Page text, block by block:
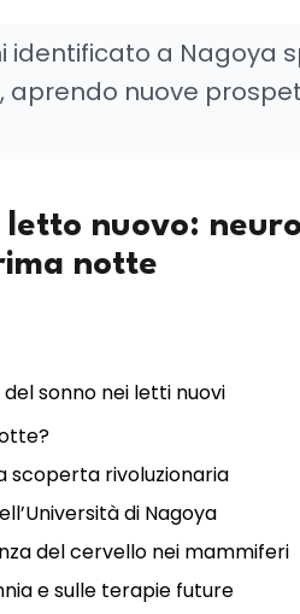
identificato a Nagoya
aprendo nuove
letto nuovo:
notte
sonno nei letti nuovi
scoperta rivoluzionaria
di Nagoya
del cervello nei mammiferi
e sulle terapie future